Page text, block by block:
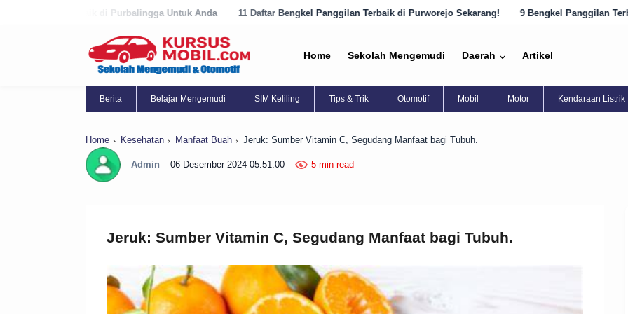
di Purbalingga Untuk Anda 11 Daftar Bengkel Panggilan Terbaik di Purworejo Sekarang! 9 Bengkel Panggilan Terbaik di Semarang
Home Sekolah Mengemudi Daerah Artikel
Berita Belajar Mengemudi SIM Keliling Tips & Trik Otomotif Mobil Motor Kendaraan Listrik
Home Kesehatan Manfaat Buah Jeruk: Sumber Vitamin C, Segudang Manfaat bagi Tubuh.
Admin 06 Desember 2024 05:51:00 5 min read
Jeruk: Sumber Vitamin C, Segudang Manfaat bagi Tubuh.